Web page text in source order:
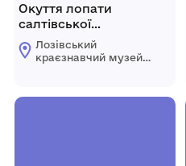
Окуття лопати
салтівської
археологічної культури
Лозівський
краєзнавчий музей
області